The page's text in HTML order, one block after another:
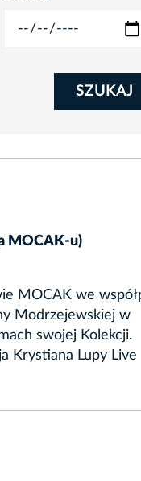
SZUKAJ
MOCAK-u)
MOCAK we
Modrzejewskiej w
swojej Kolekcji.
Krystiana Lupy Live